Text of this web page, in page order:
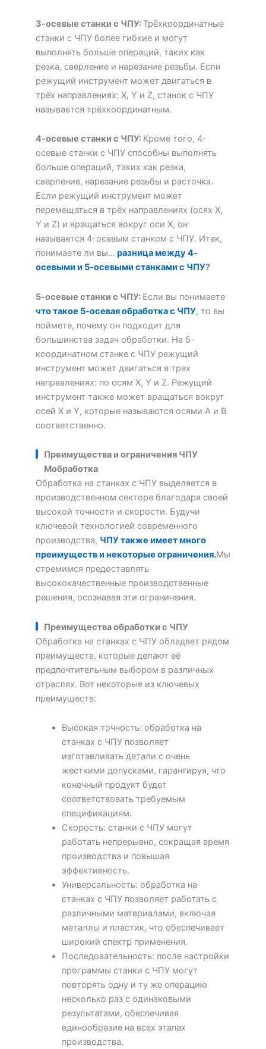
3-осевые станки с ЧПУ: Трёхкоординатные
станки с ЧПУ более гибкие и могут
выполнять больше операций, таких как
резка, сверление и нарезание резьбы. Если
режущий инструмент может двигаться в
трёх направлениях: X, Y и Z, станок с ЧПУ
называется трёхкоординатным.
4-осевые станки с ЧПУ: Кроме того, 4-
осевые станки с ЧПУ способны выполнять
больше операций, таких как резка,
сверление, нарезание резьбы и расточка.
Если режущий инструмент может
перемещаться в трёх направлениях (осях X,
Y и Z) и вращаться вокруг оси X, он
называется 4-осевым станком с ЧПУ. Итак,
понимаете ли вы… разница между 4-
осевыми и 5-осевыми станками с ЧПУ?
5-осевые станки с ЧПУ: Если вы понимаете
что такое 5-осевая обработка с ЧПУ, то вы
поймете, почему он подходит для
большинства задач обработки. На 5-
координатном станке с ЧПУ режущий
инструмент может двигаться в трех
направлениях: по осям X, Y и Z. Режущий
инструмент также может вращаться вокруг
осей X и Y, которые называются осями A и B
соответственно.
Преимущества и ограничения ЧПУ
Мобработка
Обработка на станках с ЧПУ выделяется в
производственном секторе благодаря своей
высокой точности и скорости. Будучи
ключевой технологией современного
производства, ЧПУ также имеет много
преимуществ и некоторые ограничения.Мы
стремимся предоставлять
высококачественные производственные
решения, осознавая эти ограничения.
Преимущества обработки с ЧПУ
Обработка на станках с ЧПУ обладает рядом
преимуществ, которые делают её
предпочтительным выбором в различных
отраслях. Вот некоторые из ключевых
преимуществ:
Высокая точность: обработка на
станках с ЧПУ позволяет
изготавливать детали с очень
жесткими допусками, гарантируя, что
конечный продукт будет
соответствовать требуемым
спецификациям.
Скорость: станки с ЧПУ могут
работать непрерывно, сокращая время
производства и повышая
эффективность.
Универсальность: обработка на
станках с ЧПУ позволяет работать с
различными материалами, включая
металлы и пластик, что обеспечивает
широкий спектр применения.
Последовательность: после настройки
программы станки с ЧПУ могут
повторять одну и ту же операцию
несколько раз с одинаковыми
результатами, обеспечивая
единообразие на всех этапах
производства.